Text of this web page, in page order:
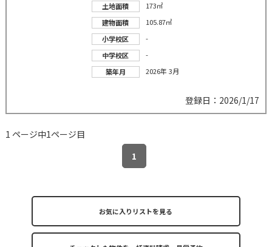
土地面積
173㎡
建物面積
105.87㎡
小学校区
-
中学校区
-
築年月
2026年 3月
登録日：2026/1/17
1 ページ中1ページ目
1
お気に入りリストを見る